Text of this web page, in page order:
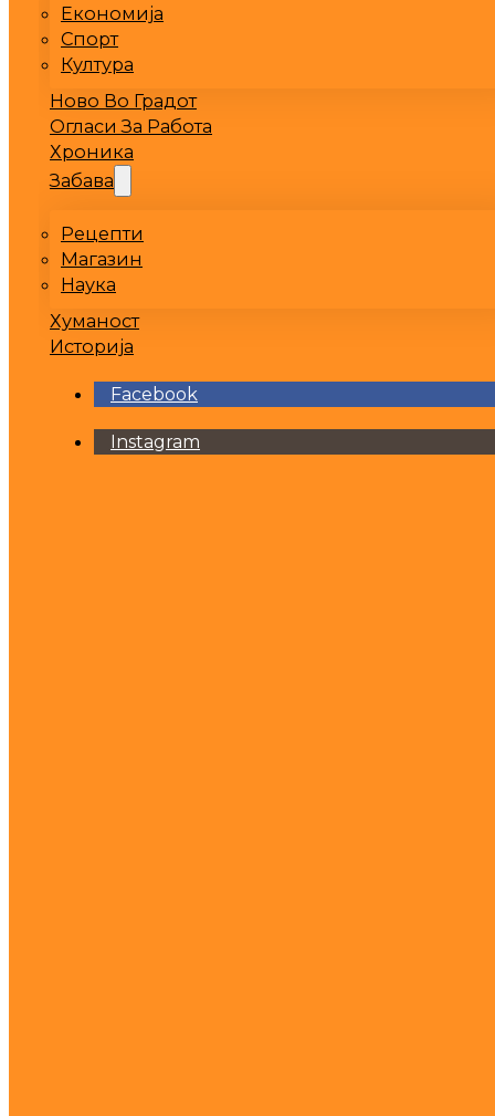
Економија
Спорт
Култура
Ново Во Градот
Огласи За Работа
Хроника
Забава
Рецепти
Магазин
Наука
Хуманост
Историја
Facebook
Instagram